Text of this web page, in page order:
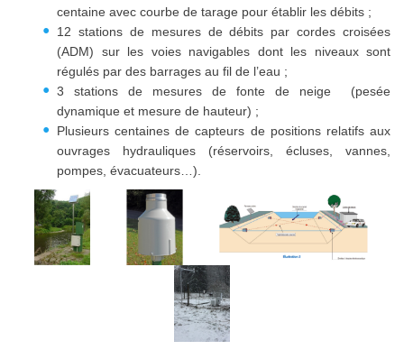
centaine avec courbe de tarage pour établir les débits ;
12 stations de mesures de débits par cordes croisées
(ADM) sur les voies navigables dont les niveaux sont
régulés par des barrages au fil de l’eau ;
3 stations de mesures de fonte de neige (pesée
dynamique et mesure de hauteur) ;
Plusieurs centaines de capteurs de positions relatifs aux
ouvrages hydrauliques (réservoirs, écluses, vannes,
pompes, évacuateurs…).